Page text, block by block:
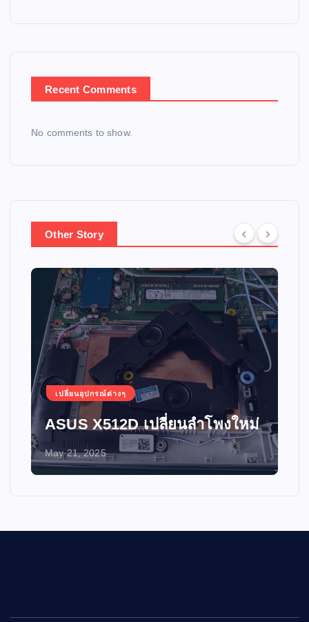
Recent Comments
No comments to show.
Other Story
เปลี่ยนอุปกรณ์ต่างๆ
ASUS X512D เปลี่ยนลำโพงใหม่
May 21, 2025